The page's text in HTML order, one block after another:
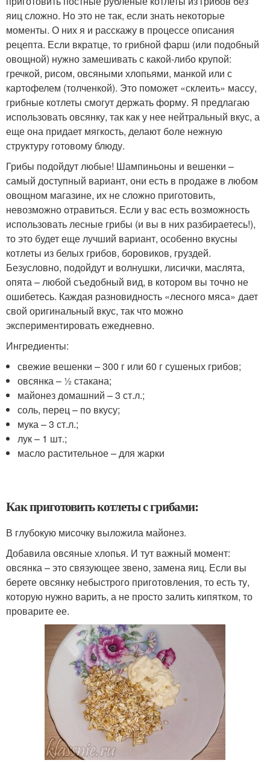
яиц сложно. Но это не так, если знать некоторые
моменты. О них я и расскажу в процессе описания
рецепта. Если вкратце, то грибной фарш (или подобный
овощной) нужно замешивать с какой-либо крупой:
гречкой, рисом, овсяными хлопьями, манкой или с
картофелем (толченкой). Это поможет «склеить» массу,
грибные котлеты смогут держать форму. Я предлагаю
использовать овсянку, так как у нее нейтральный вкус, а
еще она придает мягкость, делают боле нежную
структуру готовому блюду.
Грибы подойдут любые! Шампиньоны и вешенки –
самый доступный вариант, они есть в продаже в любом
овощном магазине, их не сложно приготовить,
невозможно отравиться. Если у вас есть возможность
использовать лесные грибы (и вы в них разбираетесь!),
то это будет еще лучший вариант, особенно вкусны
котлеты из белых грибов, боровиков, груздей.
Безусловно, подойдут и волнушки, лисички, маслята,
опята – любой съедобный вид, в котором вы точно не
ошибетесь. Каждая разновидность «лесного мяса» дает
свой оригинальный вкус, так что можно
экспериментировать ежедневно.
Ингредиенты:
свежие вешенки – 300 г или 60 г сушеных грибов;
овсянка – ½ стакана;
майонез домашний – 3 ст.л.;
соль, перец – по вкусу;
мука – 3 ст.л.;
лук – 1 шт.;
масло растительное – для жарки
Как приготовить котлеты с грибами:
В глубокую мисочку выложила майонез.
Добавила овсяные хлопья. И тут важный момент:
овсянка – это связующее звено, замена яиц. Если вы
берете овсянку небыстрого приготовления, то есть ту,
которую нужно варить, а не просто залить кипятком, то
проварите ее.